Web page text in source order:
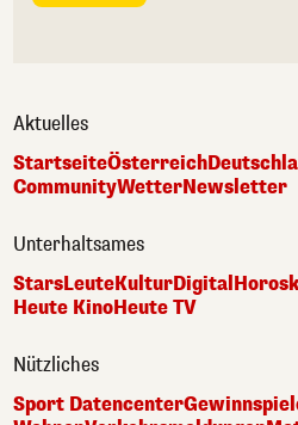
Aktuelles
StartseiteÖsterreich
CommunityWetterNewsletter
Unterhaltsames
StarsLeuteKulturDigital
Heute KinoHeute TV
Nützliches
Sport Datencenter